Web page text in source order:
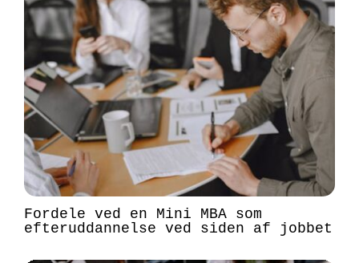
Fordele ved en Mini MBA som
efteruddannelse ved siden af jobbet